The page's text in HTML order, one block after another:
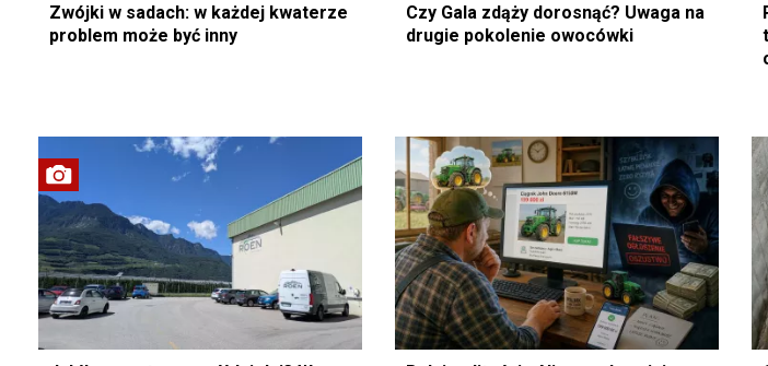
Zwójki w sadach: w każdej kwaterze
problem może być inny
Czy Gala zdąży dorosnąć? Uwaga na
drugie pokolenie owocówki